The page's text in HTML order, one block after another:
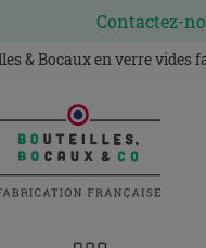
Contactez-
& Bocaux en verre vides